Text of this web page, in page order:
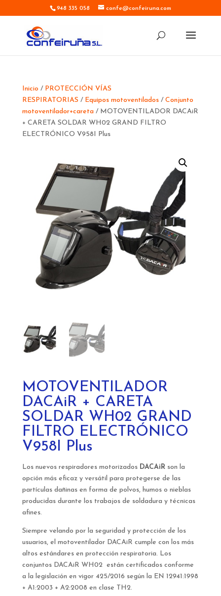
948 335 058 confe@confeiruna.com
Inicio / PROTECCIÓN VÍAS
RESPIRATORIAS / Equipos motoventilados/ Conjunto
motoventilador+careta/ MOTOVENTILADOR DACAiR
+ CARETA SOLDAR WH02 GRAND FILTRO
ELECTRÓNICO V958I Plus
MOTOVENTILADOR
DACAiR + CARETA
SOLDAR WH02 GRAND
FILTRO ELECTRÓNICO
V958I Plus
Los nuevos respiradores motorizados DACAiRson la
opción más eficaz y versátil para protegerse de las
partículas dañinas en forma de polvos, humos o nieblas
producidas durante los trabajos de soldadura y técnicas
afines.
Siempre velando por la seguridad y protección de los
usuarios, el motoventilador DACAiR cumple con los más
altos estándares en protección respiratoria. Los
conjuntos DACAiR WH02 están certificados conforme
a la legislación en vigor 425/2016 según la EN 12941:1998
+ A1:2003 + A2:2008 en clase TH2.